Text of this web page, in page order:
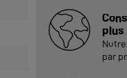
plus
par